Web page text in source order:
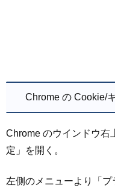
Chrome の Cookie/
Chrome のウインドウ右
定」を開く。
左側のメニューより「